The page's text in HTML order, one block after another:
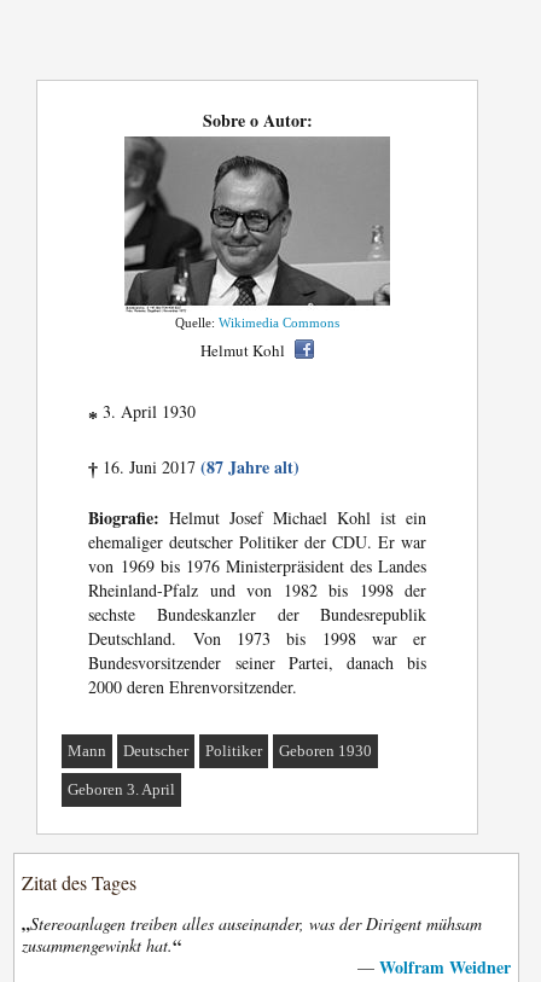
Sobre o Autor:
Quelle:Wikimedia Commons
Helmut Kohl
* 3. April 1930
† 16. Juni 2017(87 Jahre alt)
Biografie: Helmut Josef Michael Kohl ist ein
ehemaliger deutscher Politiker der CDU. Er war
von 1969 bis 1976 Ministerpräsident des Landes
Rheinland-Pfalz und von 1982 bis 1998 der
sechste Bundeskanzler der Bundesrepublik
Deutschland. Von 1973 bis 1998 war er
Bundesvorsitzender seiner Partei, danach bis
2000 deren Ehrenvorsitzender.
Mann Deutscher Politiker Geboren 1930
Geboren 3. April
Zitat des Tages
„Stereoanlagen treiben alles auseinander, was der Dirigent mühsam
zusammengewinkt hat.“
— Wolfram Weidner